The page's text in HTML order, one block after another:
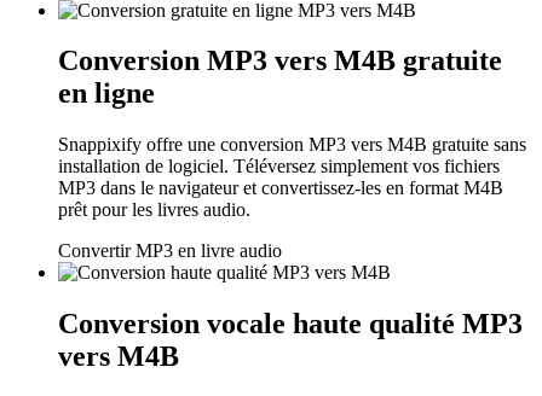
Conversion MP3 vers M4B gratuite
en ligne
Snappixify offre une conversion MP3 vers M4B gratuite sans
installation de logiciel. Téléversez simplement vos fichiers
MP3 dans le navigateur et convertissez-les en format M4B
prêt pour les livres audio.
Convertir MP3 en livre audio
Conversion vocale haute qualité MP3
vers M4B